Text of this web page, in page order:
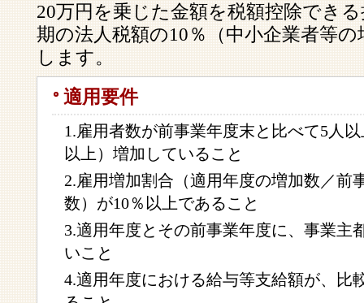
20万円を乗じた金額を税額控除でき
期の法人税額の10％（中小企業者等
します。
適用要件
1.雇用者数が前事業年度末と比べて5人
以上）増加していること
2.雇用増加割合（適用年度の増加数／前
数）が10％以上であること
3.適用年度とその前事業年度に、事業主
いこと
4.適用年度における給与等支給額が、比